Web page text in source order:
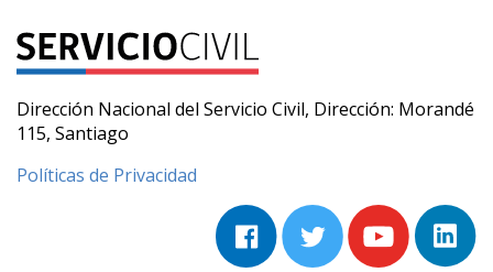
Dirección Nacional del Servicio Civil, Dirección: Morandé
115, Santiago
Políticas de Privacidad